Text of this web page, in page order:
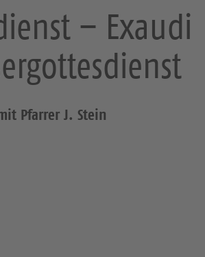
a
t
i
– Exaudi
Pfarrer J. Stein